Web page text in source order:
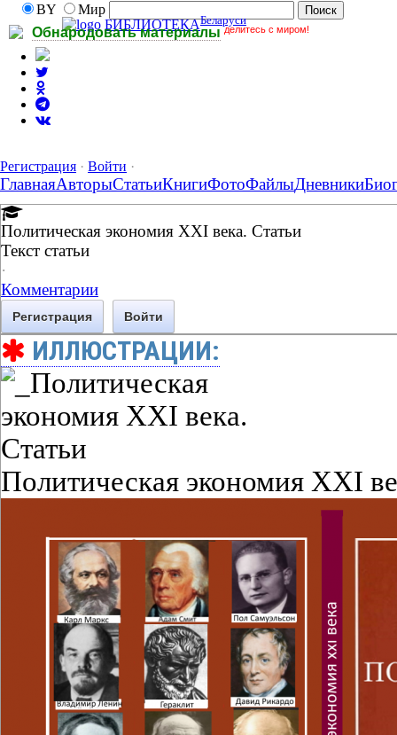
Обнародовать материалы делитесь с миром!
BY
Мир
БИБЛИОТЕКАБеларуси
Регистрация · Войти ·
ГлавнаяАвторыСтатьиКнигиФотоФайлыДневники
Политическая экономия XXI века. Статьи
Текст статьи
·
Комментарии
Регистрация Войти
ИЛЛЮСТРАЦИИ:
Политическая экономия XXI